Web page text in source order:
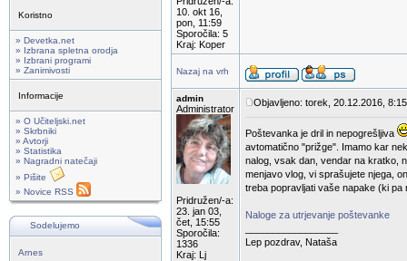
Koristno
» Devetka.net
» Izbrana spletna orodja
» Izbrani programi
» Zanimivosti
Informacije
» O Učiteljski.net
» Skrbniki
» Avtorji
» Statistika
» Nagradni natečaji
» Pišite
» Novice RSS
Sodelujemo
Arnes
10. okt 16,
pon, 11:59
Sporočila: 5
Kraj: Koper
Nazaj na vrh
admin
Administrator
Pridružen/-a:
23. jan 03,
čet, 15:55
Sporočila:
1336
Kraj: Lj
Objavljeno: torek, 20.12.2016, 8:15
Poštevanka je dril in nepogrešljiva
avtomatično "prižge". Imamo kar
nalog, vsak dan, vendar na kratko,
menjavo vlog, vi sprašujete njega,
treba popravljati vaše napake (ki pa
Naloge za utrjevanje poštevanke
Lep pozdrav, Nataša